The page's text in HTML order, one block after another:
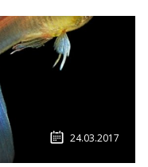
24.03.2017